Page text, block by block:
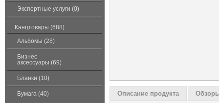
Экспертные услуги (0)
Канцтовары (688)
Альбомы (28)
Бизнес
аксессуары (69)
Бланки (10)
Бумага (40) Описание продукта